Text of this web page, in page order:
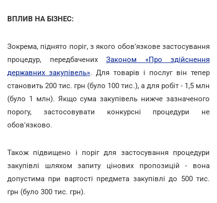
ВПЛИВ НА БІЗНЕС:
Зокрема, піднято поріг, з якого обов'язкове застосування
процедур, передбачених Законом «Про здійснення
державних закупівель». Для товарів і послуг він тепер
становить 200 тис. грн (було 100 тис.), а для робіт - 1,5 млн
(було 1 млн). Якщо сума закупівель нижче зазначеного
порогу, застосовувати конкурсні процедури не
обов'язково.
Також підвищено і поріг для застосування процедури
закупівлі шляхом запиту цінових пропозицій - вона
допустима при вартості предмета закупівлі до 500 тис.
грн (було 300 тис. грн).